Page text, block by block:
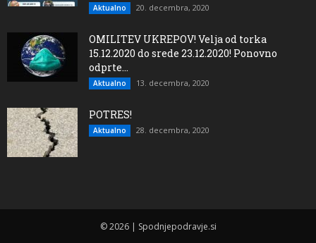
Aktualno 20. decembra, 2020
OMILITEV UKREPOV! Velja od torka
15.12.2020 do srede 23.12.2020! Ponovno
odprte...
Aktualno 13. decembra, 2020
POTRES!
Aktualno 28. decembra, 2020
© 2026 | Spodnjepodravje.si